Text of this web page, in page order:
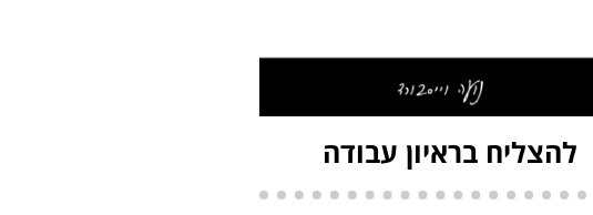
להצליח בראיון עבודה